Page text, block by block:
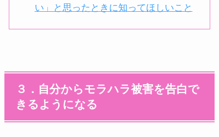
い」と思ったときに知ってほしいこと
３．自分からモラハラ被害を告白で
きるようになる